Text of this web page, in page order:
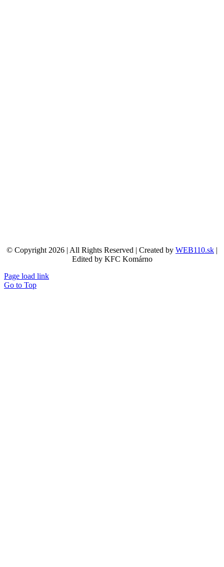
© Copyright 2026 | All Rights Reserved | Created by WEB110.sk |
Edited by KFC Komárno
Page load link
Go to Top